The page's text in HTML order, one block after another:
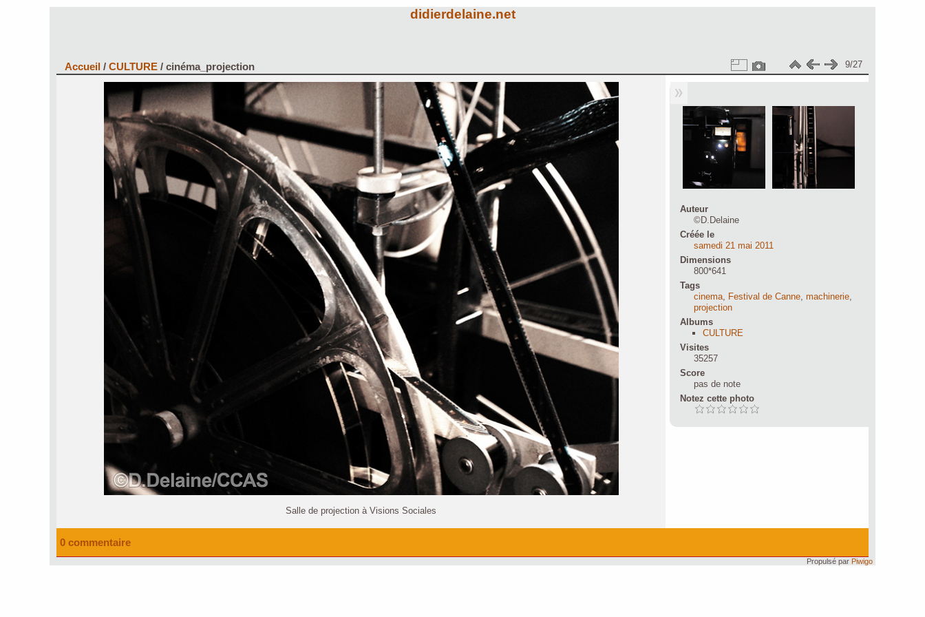
didierdelaine.net
Accueil / CULTURE / cinéma_projection 9/27
Salle de projection à Visions Sociales
Auteur
©D.Delaine
Créée le
samedi 21 mai 2011
Dimensions
800*641
Tags
cinema, Festival de Canne, machinerie,
projection
Albums
CULTURE
Visites
35257
Score
pas de note
Notez cette photo
0 commentaire
Propulsé par Piwigo